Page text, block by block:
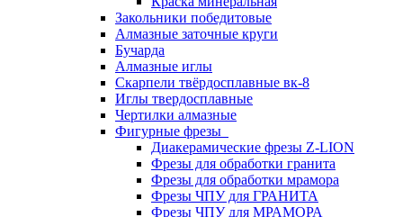
Закольники победитовые
Алмазные заточные круги
Бучарда
Алмазные иглы
Скарпели твёрдосплавные вк-8
Иглы твердосплавные
Чертилки алмазные
Фигурные фрезы
Диакерамические фрезы Z-LION
Фрезы для обработки гранита
Фрезы для обработки мрамора
Фрезы ЧПУ для ГРАНИТА
Фрезы ЧПУ для МРАМОРА